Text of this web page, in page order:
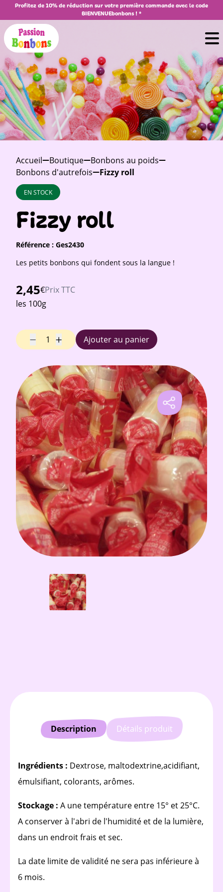
Profitez de 10% de réduction sur votre première commande avec le code
BIENVENUEbonbons ! *
Accueil Boutique
Bonbons au poids
Bonbons d'autrefois
Fizzy roll
EN STOCK
Fizzy roll
Référence : Ges2430
Les petits bonbons qui fondent sous la langue !
2,45€Prix TTC
les 100g
Description Détails produit
Ingrédients : Dextrose, maltodextrine,acidifiant,
émulsifiant, colorants, arômes.
Stockage : A une température entre 15° et 25°C.
A conserver à l'abri de l'humidité et de la lumière,
dans un endroit frais et sec.
La date limite de validité ne sera pas inférieure à
6 mois.